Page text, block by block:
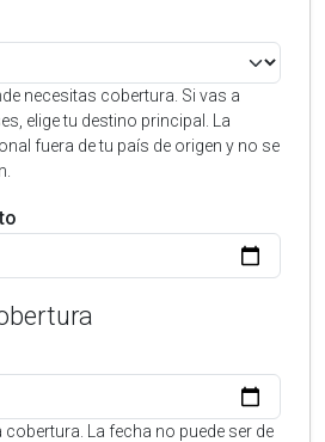
necesitas cobertura. Si vas a
elige tu destino principal. La
fuera de tu país de origen y no se
cobertura. La fecha no puede ser de